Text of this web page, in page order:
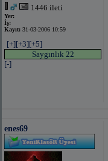
1446 ileti
Yer:
İş:
Kayıt: 31-03-2006 10:59
[+][+3][+5]
Saygınlık 22
[-]
enes69